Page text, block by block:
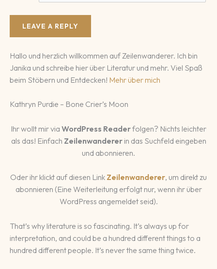
Hallo und herzlich willkommen auf Zeilenwanderer. Ich bin
Janika und schreibe hier über Literatur und mehr. Viel Spaß
beim Stöbern und Entdecken! Mehr über mich
Kathryn Purdie – Bone Crier’s Moon
Ihr wollt mir via WordPress Readerfolgen? Nichts leichter
als das! Einfach Zeilenwandererin das Suchfeld eingeben
und abonnieren.
Oder ihr klickt auf diesen Link Zeilenwanderer, um direkt zu
abonnieren (Eine Weiterleitung erfolgt nur, wenn ihr über
WordPress angemeldet seid).
That’s why literature is so fascinating. It’s always up for
interpretation, and could be a hundred different things to a
hundred different people. It’s never the same thing twice.